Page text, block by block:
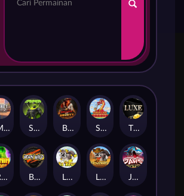
Monkey Frenzy 2: Boss is Here! Spinman BULLETS AND BOUNTY SMOKING DRAGON The Luxe
Ronin Stackways Born Wild LE ZEUS LE COWBOY JAWS OF JUSTICE